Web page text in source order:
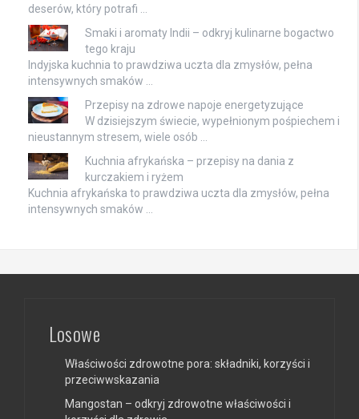
deserów, który potrafi …
Smaki i aromaty Indii – odkryj kulinarne bogactwo
tego kraju
Indyjska kuchnia to prawdziwa uczta dla zmysłów, pełna
intensywnych smaków …
Przepisy na zdrowe napoje energetyzujące
W dzisiejszym świecie, wypełnionym pośpiechem i
nieustannym stresem, wiele osób …
Kuchnia afrykańska – przepisy na dania z
kurczakiem i ryżem
Kuchnia afrykańska to prawdziwa uczta dla zmysłów, pełna
intensywnych smaków …
Losowe
Właściwości zdrowotne pora: składniki, korzyści i
przeciwwskazania
Mangostan – odkryj zdrowotne właściwości i